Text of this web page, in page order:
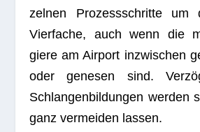
zel­nen Pro­zess­schritte
Vier­fa­che, auch wenn die
giere am Air­port inzwi­schen
oder gene­sen sind.
Schlan­gen­bil­dun­gen wer­den
ganz ver­mei­den lassen.